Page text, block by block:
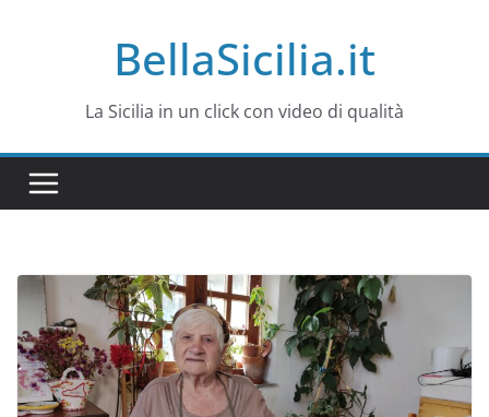
BellaSicilia.it
La Sicilia in un click con video di qualità